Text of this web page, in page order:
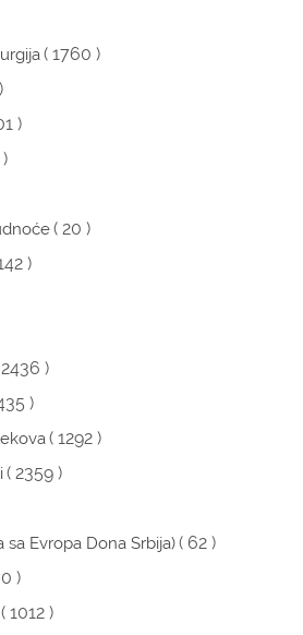
( 1760 )
)
( 20 )
)
)
)
( 1292 )
( 2359 )
sa Evropa Dona Srbija)( 62 )
)
( 1012 )